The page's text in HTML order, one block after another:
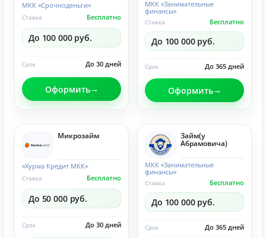
МКК «Срочноденьги»
Бесплатно
Ставка
До 100 000 руб.
До 30 дней
Срок
Оформить
МКК «Занимательные
финансы»
Бесплатно
Ставка
До 100 000 руб.
До 365 дней
Срок
Оформить
Микрозайм
«Хурма Кредит МКК»
Бесплатно
Ставка
До 50 000 руб.
До 30 дней
Срок
Займ(у
Абрамовича)
МКК «Занимательные
финансы»
Бесплатно
Ставка
До 100 000 руб.
До 365 дней
Срок